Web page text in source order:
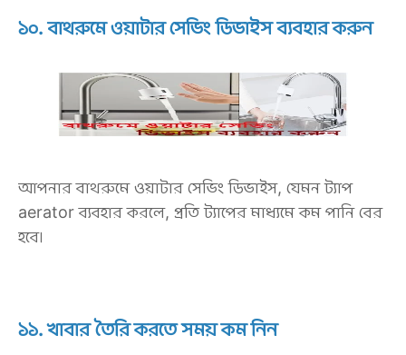
১০. বাথরুমে ওয়াটার সেভিং ডিভাইস ব্যবহার করুন
আপনার বাথরুমে ওয়াটার সেভিং ডিভাইস, যেমন ট্যাপ
aerator ব্যবহার করলে, প্রতি ট্যাপের মাধ্যমে কম পানি বের
হবে।
১১. খাবার তৈরি করতে সময় কম নিন